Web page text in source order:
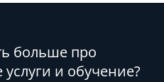
больше про
и обучение?